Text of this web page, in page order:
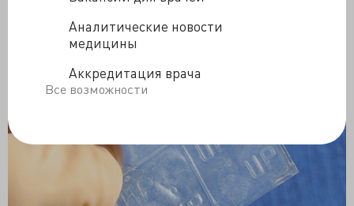
Аналитические новости
медицины
Аккредитация врача
Все возможности